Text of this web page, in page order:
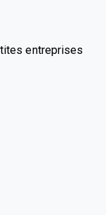
entreprises